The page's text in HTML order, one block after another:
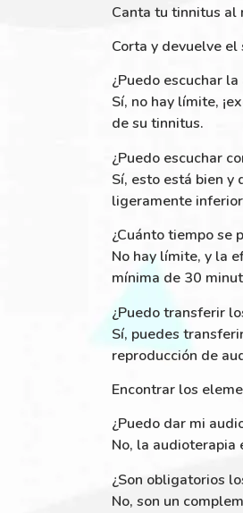
Canta tu tinnitus al
Corta y devuelve
¿Puedo escuchar
Sí, no hay límite,
de su tinnitus.
¿Puedo escuchar
Sí, esto está bien y
ligeramente
¿Cuánto tiempo se
No hay límite, y la
mínima de 30
¿Puedo transferir
Sí, puedes
reproducción de
Encontrar los
¿Puedo dar mi
No, la
¿Son obligatorios
No, son un